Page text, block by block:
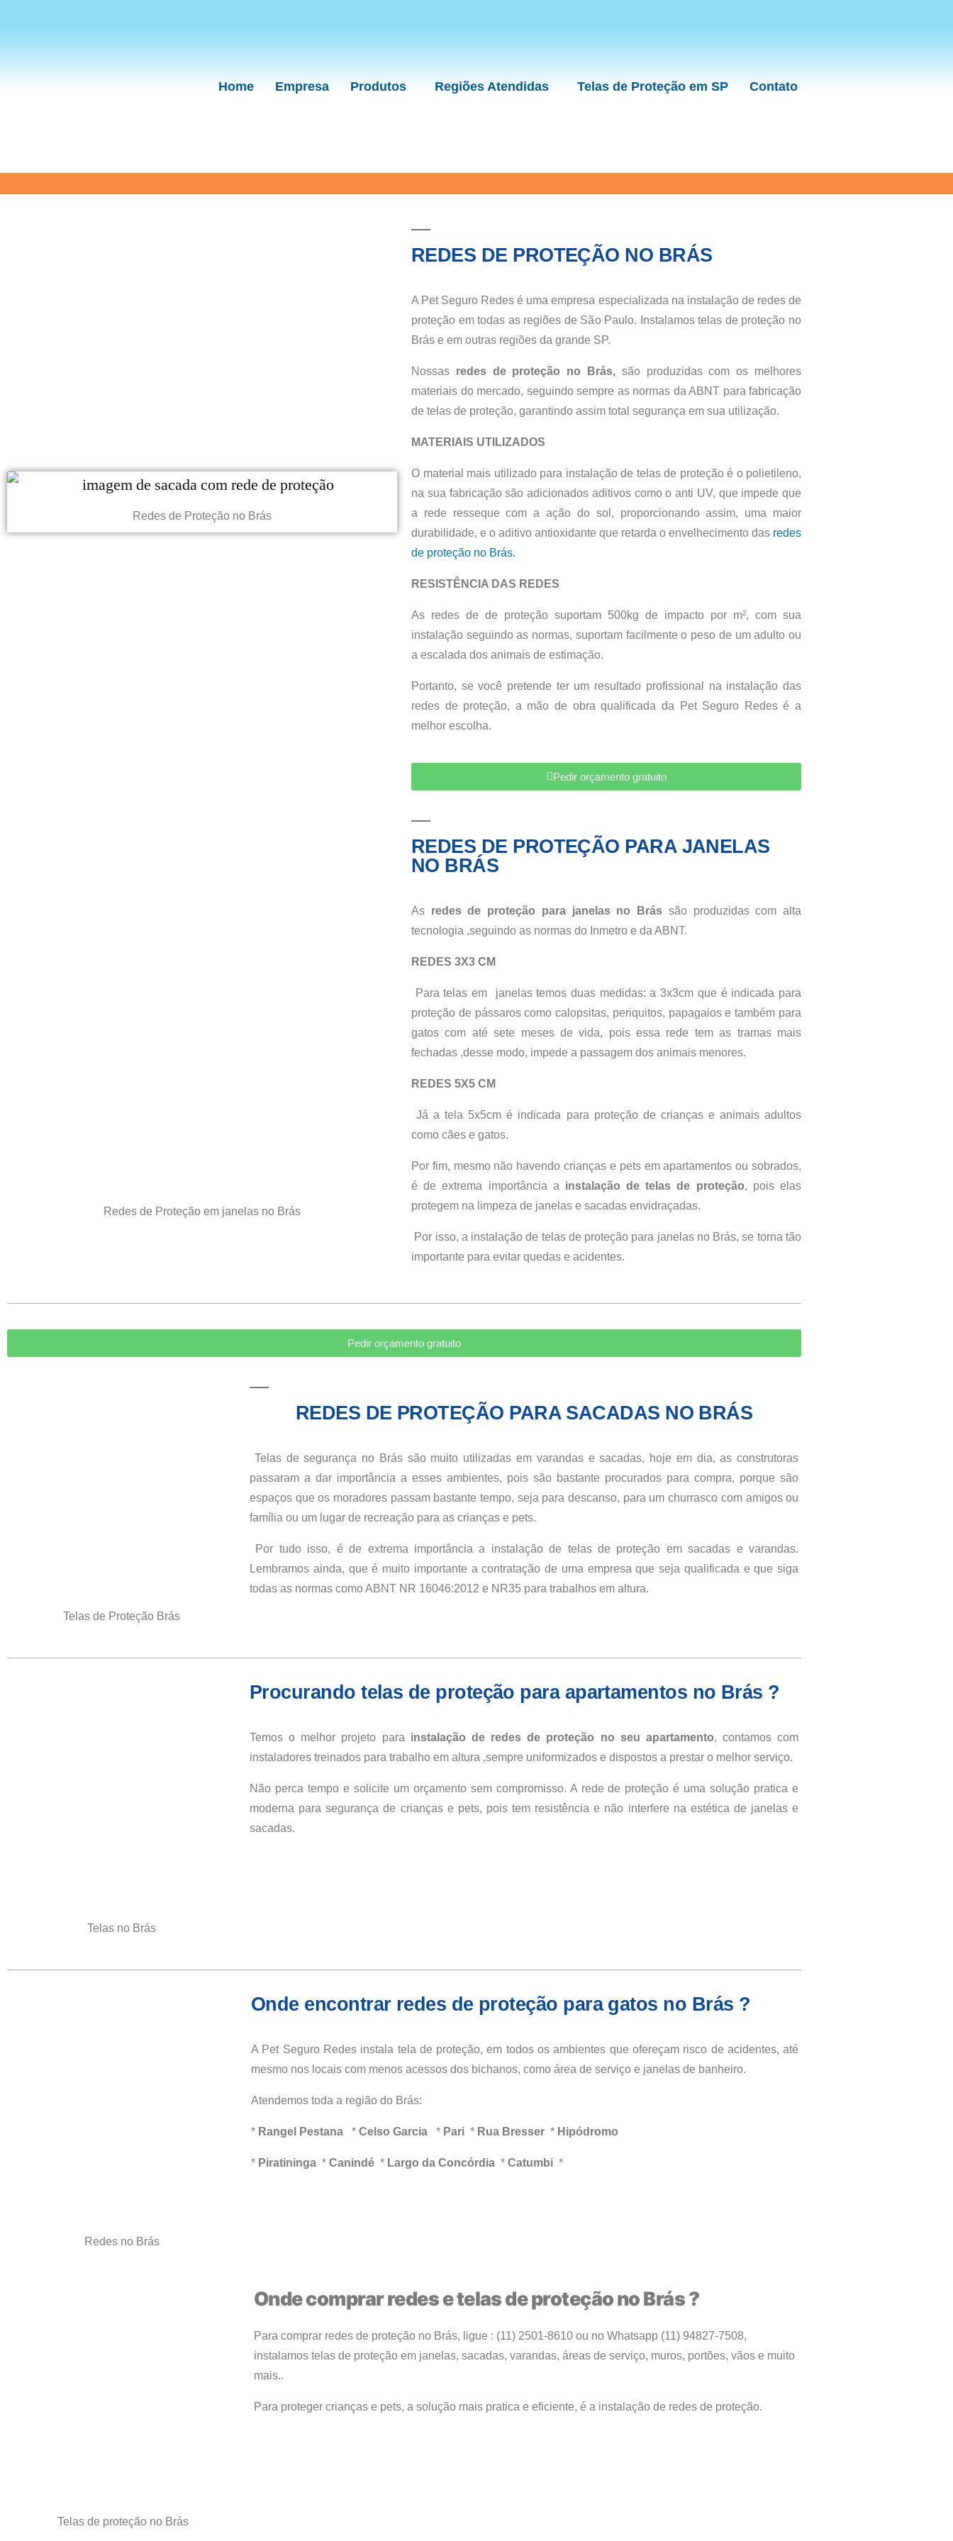
Home Empresa Produtos Regiões Atendidas Telas de Proteção em SP Contato
Redes de Proteção no Brás
REDES DE PROTEÇÃO NO BRÁS
A Pet Seguro Redes é uma empresa especializada na instalação de redes de
proteção em todas as regiões de São Paulo. Instalamos telas de proteção no
Brás e em outras regiões da grande SP.
Nossas redesde proteção no Brás, são produzidas com os melhores
materiais do mercado, seguindo sempre as normas da ABNT para fabricação
de telas de proteção, garantindo assim total segurança em sua utilização.
MATERIAIS UTILIZADOS
O material mais utilizado para instalação de telas de proteção é o polietileno,
na sua fabricação são adicionados aditivos como o anti UV, que impede que
a rede resseque com a ação do sol, proporcionando assim, uma maior
durabilidade, e o aditivo antioxidante que retarda o envelhecimento das redes
de proteção no Brás.
RESISTÊNCIA DAS REDES
As redes de de proteção suportam 500kg de impacto por m², com sua
instalação seguindo as normas, suportam facilmente o peso de um adulto ou
a escalada dos animais de estimação.
Portanto, se você pretende ter um resultado profissional na instalação das
redes de proteção, a mão de obra qualificada da Pet Seguro Redes é a
melhor escolha.
Pedir orçamento gratuito
Redes de Proteção em janelas no Brás
REDES DE PROTEÇÃO PARA JANELAS
NO BRÁS
As redes de proteção para janelas no Brás são produzidas com alta
tecnologia ,seguindo as normas do Inmetro e da ABNT.
REDES 3X3 CM
Para telas em janelas temos duas medidas: a 3x3cm que é indicada para
proteção de pássaros como calopsitas, periquitos, papagaios e também para
gatos com até sete meses de vida, pois essa rede tem as tramas mais
fechadas ,desse modo, impede a passagem dos animais menores.
REDES 5X5 CM
Já a tela 5x5cm é indicada para proteção de crianças e animais adultos
como cães e gatos.
Por fim, mesmo não havendo crianças e pets em apartamentos ou sobrados,
é de extrema importância a instalação de telas de proteção, pois elas
protegem na limpeza de janelas e sacadas envidraçadas.
Por isso, a instalação de telas de proteção para janelas no Brás, se torna tão
importante para evitar quedas e acidentes.
Pedir orçamento gratuito
Telas de Proteção Brás
REDES DE PROTEÇÃO PARA SACADAS NO BRÁS
Telas de segurança no Brás são muito utilizadas em varandas e sacadas, hoje em dia, as construtoras
passaram a dar importância a esses ambientes, pois são bastante procurados para compra, porque são
espaços que os moradores passam bastante tempo, seja para descanso, para um churrasco com amigos ou
família ou um lugar de recreação para as crianças e pets.
Por tudo isso, é de extrema importância a instalação de telas de proteção em sacadas e varandas.
Lembramos ainda, que é muito importante a contratação de uma empresa que seja qualificada e que siga
todas as normas como ABNT NR 16046:2012 e NR35 para trabalhos em altura.
Telas no Brás
Procurando telas de proteção para apartamentos no Brás ?
Temos o melhor projeto para instalação de redes de proteção no seu apartamento, contamos com
instaladores treinados para trabalho em altura ,sempre uniformizados e dispostos a prestar o melhor serviço.
Não perca tempo e solicite um orçamento sem compromisso. A rede de proteção é uma solução pratica e
moderna para segurança de crianças e pets, pois tem resistência e não interfere na estética de janelas e
sacadas.
Redes no Brás
Onde encontrar redes de proteção para gatos no Brás ?
A Pet Seguro Redes instala tela de proteção, em todos os ambientes que ofereçam risco de acidentes, até
mesmo nos locais com menos acessos dos bichanos, como área de serviço e janelas de banheiro.
Atendemos toda a região do Brás:
*Rangel Pestana * Celso Garcia * Pari* Rua Bresser* Hipódromo
* Piratininga* Canindé* Largo da Concórdia * Catumbi*
Telas de proteção no Brás
Onde comprar redes e telas de proteção no Brás ?
Para comprar redes de proteção no Brás, ligue : (11) 2501-8610 ou no Whatsapp (11) 94827-7508,
instalamos telas de proteção em janelas, sacadas, varandas, áreas de serviço, muros, portões, vãos e muito
mais..
Para proteger crianças e pets, a solução mais pratica e eficiente, é a instalação de redes de proteção.